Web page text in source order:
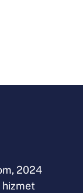
2024
hizmet